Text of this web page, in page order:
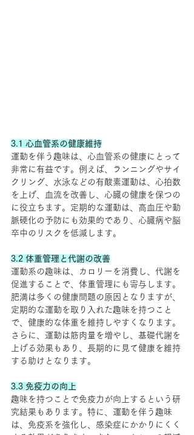
3.1 心血管系の健康維持
運動を伴う趣味は、心血管系の健康にとって
非常に有益です。例えば、ランニングやサイ
クリング、水泳などの有酸素運動は、心拍数
を上げ、血流を改善し、心臓の健康を保つの
に役立ちます。定期的な運動は、高血圧や動
脈硬化の予防にも効果的であり、心臓病や脳
卒中のリスクを低減します。
3.2 体重管理と代謝の改善
運動系の趣味は、カロリーを消費し、代謝を
促進することで、体重管理にも寄与します。
肥満は多くの健康問題の原因となりますが、
定期的な運動を取り入れた趣味を持つこと
で、健康的な体重を維持しやすくなります。
さらに、運動は筋肉量を増やし、基礎代謝を
上げる効果もあり、長期的に見て健康を維持
する助けとなります。
3.3 免疫力の向上
趣味を持つことで免疫力が向上するという研
究結果もあります。特に、運動を伴う趣味
は、免疫系を強化し、感染症にかかりにくく